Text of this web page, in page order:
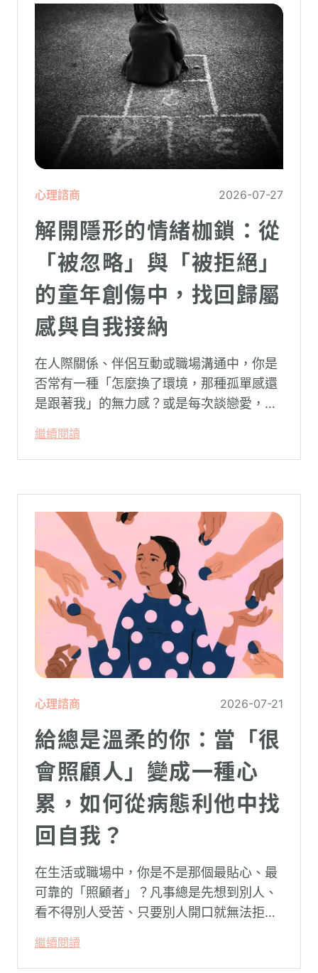
心理諮商 2026-07-27
解開隱形的情緒枷鎖：從
「被忽略」與「被拒絕」
的童年創傷中，找回歸屬
感與自我接納
在人際關係、伴侶互動或職場溝通中，你是
否常有一種「怎麼換了環境，那種孤單感還
是跟著我」的無力感？或是每次談戀愛，總
卻演變成兩敗俱傷？
繼續閱讀
心理諮商 2026-07-21
給總是溫柔的你：當「很
會照顧人」變成一種心
累，如何從病態利他中找
回自我？
在生活或職場中，你是不是那個最貼心、最
可靠的「照顧者」？凡事總是先想到別人、
看不得別人受苦、只要別人開口就無法拒
常在夜深人靜時讓你感到莫名的心累與空
繼續閱讀